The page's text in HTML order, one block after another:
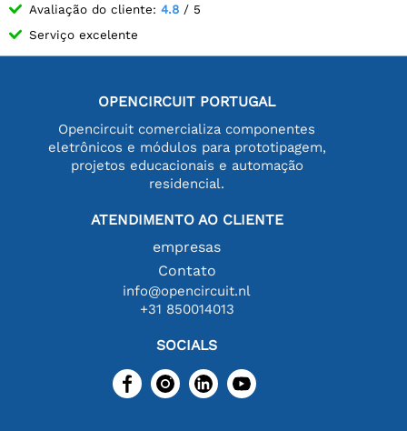
Avaliação do cliente: 4.8 / 5
Serviço excelente
OPENCIRCUIT PORTUGAL
Opencircuit comercializa componentes
eletrônicos e módulos para prototipagem,
projetos educacionais e automação
residencial.
ATENDIMENTO AO CLIENTE
empresas
Contato
info@opencircuit.nl
+31 850014013
SOCIALS